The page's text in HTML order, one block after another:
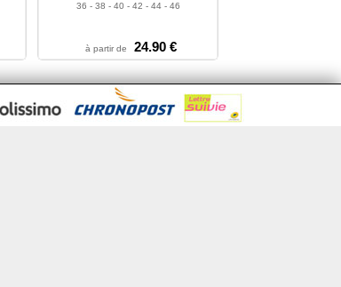
36 - 38 - 40 - 42 - 44 - 46
à partir de 24.90 €